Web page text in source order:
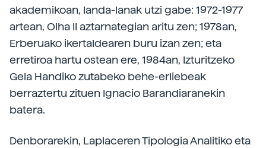
akademikoan, landa-lanak utzi gabe: 1972-1977
artean, Olha II aztarnategian aritu zen; 1978an,
Erberuako ikertaldearen buru izan zen; eta
erretiroa hartu ostean ere, 1984an, Izturitzeko
Gela Handiko zutabeko behe-erliebeak
berraztertu zituen Ignacio Barandiaranekin
batera.
Denborarekin, Laplaceren Tipologia Analitiko eta